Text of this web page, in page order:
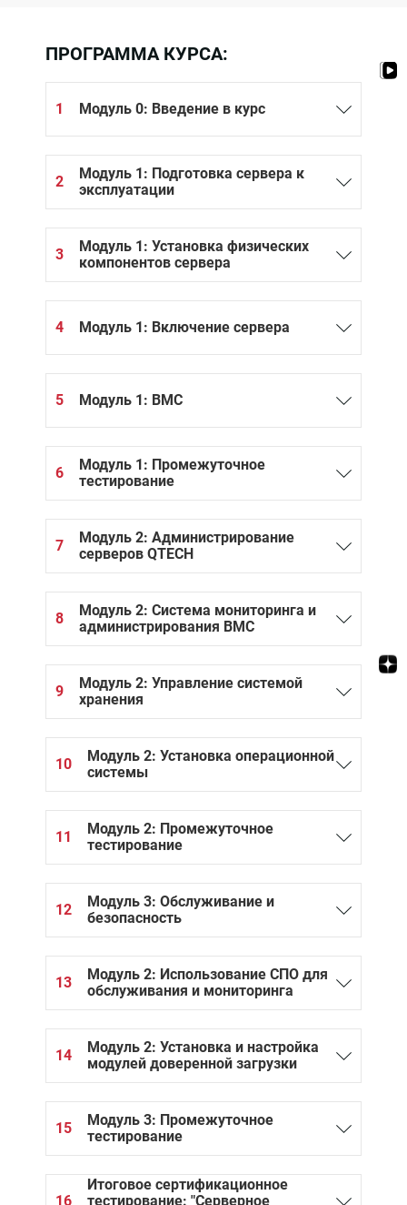
ПРОГРАММА КУРСА:
1 Модуль 0: Введение в курс
2
Модуль 1: Подготовка сервера к
эксплуатации
3
Модуль 1: Установка физических
компонентов сервера
4 Модуль 1: Включение сервера
5 Модуль 1: BMC
6
Модуль 1: Промежуточное
тестирование
7
Модуль 2: Администрирование
серверов QTECH
8
Модуль 2: Система мониторинга и
администрирования BMC
9
Модуль 2: Управление системой
хранения
10
Модуль 2: Установка операционной
системы
11
Модуль 2: Промежуточное
тестирование
12
Модуль 3: Обслуживание и
безопасность
13
Модуль 2: Использование СПО для
обслуживания и мониторинга
14
Модуль 2: Установка и настройка
модулей доверенной загрузки
15
Модуль 3: Промежуточное
тестирование
16
Итоговое сертификационное
тестирование: "Серверное